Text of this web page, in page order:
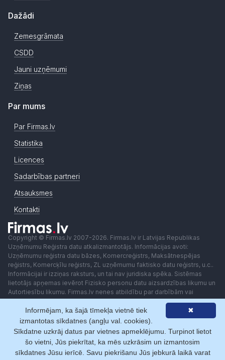
Dažādi
Zemesgrāmata
CSDD
Jauni uzņēmumi
Ziņas
Par mums
Par Firmas.lv
Statistika
Licences
Sadarbības partneri
Atsauksmes
Kontakti
Copyright © Firmas.lv 2007-2026. Firmas.lv ir Latvijas Republikas
Uzņēmumu Reģistra datu atkalizmantotājs. Informācijas avoti:
Uzņēmumu reģistra datu bāzes, Komercreģistrs, Maksātnespējas
reģistrs, Komercķīlu reģistrs, ZL uzņēmumu faktisko datu reģistrs, u.c..
Informācijai ir izziņas raksturs, un tai nav juridiska spēka. Sistēmas
lietotājs apņemas ievērot Fizisko personu datu aizsardzības likumu un
Autortiesību likumu. Firmas.lv nenes atbildību par darbībām vai
lēmumiem, kas balstīti uz saņemto pakalpojumu. Lietotājam aizliegts
izmantot jebkādas automatizētas sistēmas vai iekārtas (robotus)
piekļuvei sistēmai bez rakstiskas saskaņošanas ar Firmas.lv. Galvenā
redaktore: Ingūna Pempere.
Lietošanas noteikumi
Privātuma politika Norēķini ar
✖
Informējam, ka šajā tīmekļa vietnē tiek
izmantotas sīkdatnes (angļu val. cookies).
Sīkdatne uzkrāj datus par vietnes apmeklējumu. Turpinot lietot
šo vietni, Jūs piekrītat, ka mēs uzkrāsim un izmantosim
sīkdatnes Jūsu ierīcē. Savu piekrišanu Jūs jebkurā laikā varat